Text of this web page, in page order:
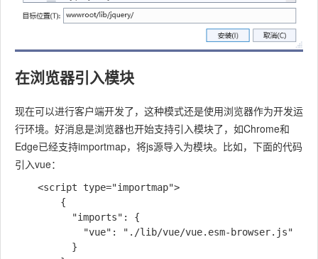
在浏览器引入模块
现在可以进行客户端开发了，这种模式还是使用浏览器作为开发运
行环境。好消息是浏览器也开始支持引入模块了，如Chrome和
Edge已经支持importmap，将js源导入为模块。比如，下面的代码
引入vue：